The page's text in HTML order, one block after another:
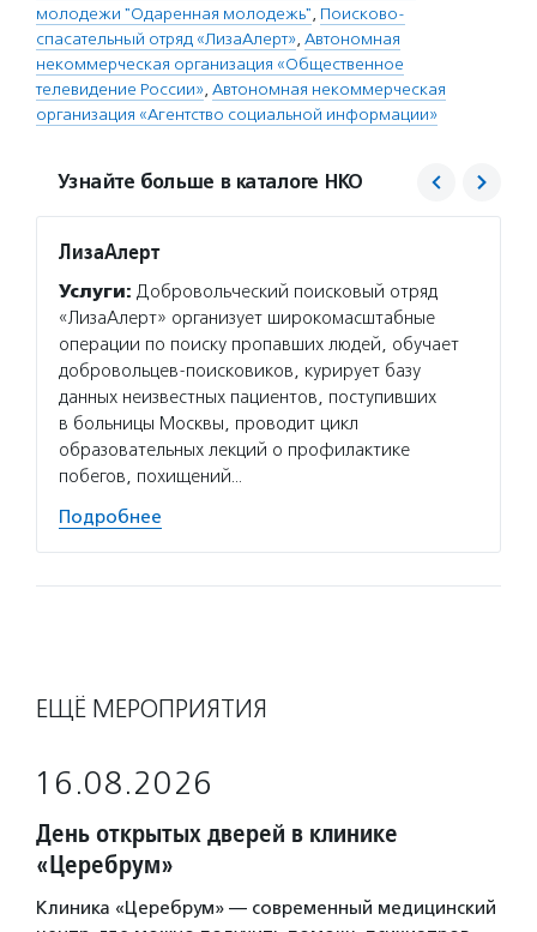
молодежи "Одаренная молодежь", Поисково-
спасательный отряд «ЛизаАлерт», Автономная
некоммерческая организация «Общественное
телевидение России», Автономная некоммерческая
организация «Агентство социальной информации»
Узнайте больше в каталоге НКО
ЛизаАлерт
Услуги: Добровольческий поисковый отряд
«ЛизаАлерт» организует широкомасштабные
операции по поиску пропавших людей, обучает
добровольцев-поисковиков, курирует базу
данных неизвестных пациентов, поступивших
в больницы Москвы, проводит цикл
образовательных лекций о профилактике
побегов, похищений…
Подробнее
ЕЩЁ МЕРОПРИЯТИЯ
16.08.2026
День открытых дверей в клинике
«Церебрум»
Клиника «Церебрум» — современный медицинский